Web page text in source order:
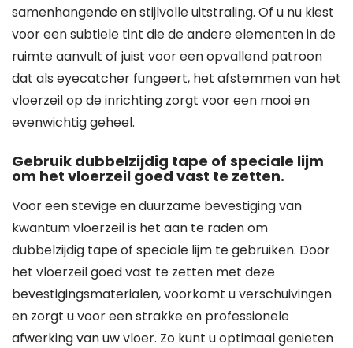
samenhangende en stijlvolle uitstraling. Of u nu kiest
voor een subtiele tint die de andere elementen in de
ruimte aanvult of juist voor een opvallend patroon
dat als eyecatcher fungeert, het afstemmen van het
vloerzeil op de inrichting zorgt voor een mooi en
evenwichtig geheel.
Gebruik dubbelzijdig tape of speciale lijm
om het vloerzeil goed vast te zetten.
Voor een stevige en duurzame bevestiging van
kwantum vloerzeil is het aan te raden om
dubbelzijdig tape of speciale lijm te gebruiken. Door
het vloerzeil goed vast te zetten met deze
bevestigingsmaterialen, voorkomt u verschuivingen
en zorgt u voor een strakke en professionele
afwerking van uw vloer. Zo kunt u optimaal genieten